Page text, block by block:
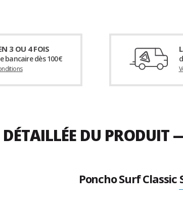
3 OU 4 FOIS
bancaire dès 100€
DU
Poncho Surf